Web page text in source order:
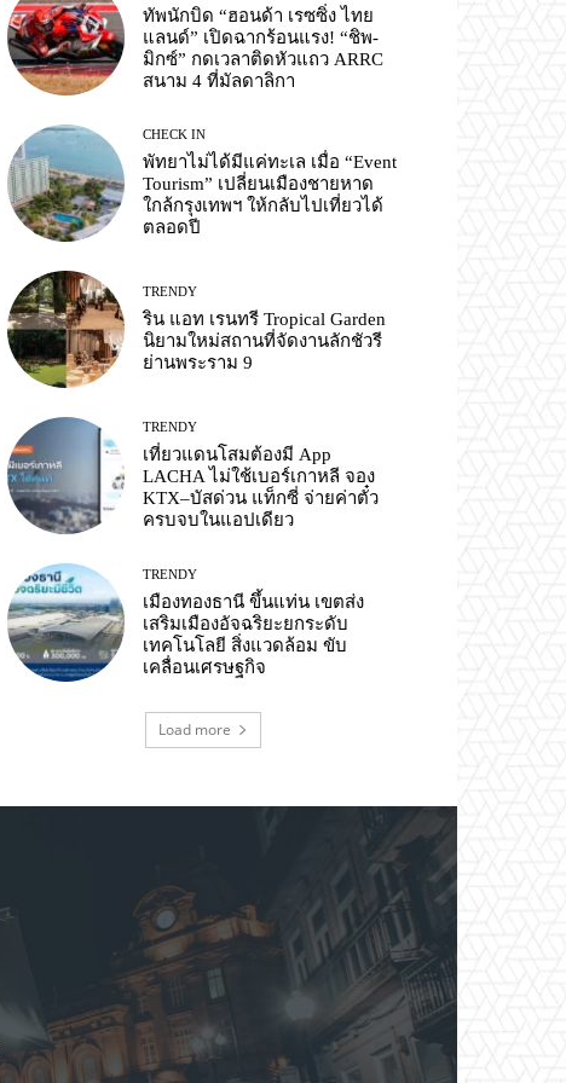
ทัพนักบิด “ฮอนด้า เรซซิ่ง ไทย
แลนด์” เปิดฉากร้อนแรง! “ชิพ-
มิกซ์” กดเวลาติดหัวแถว ARRC
สนาม 4 ที่มัลดาลิกา
CHECK IN
พัทยาไม่ได้มีแค่ทะเล เมื่อ “Event
Tourism” เปลี่ยนเมืองชายหาด
ใกล้กรุงเทพฯ ให้กลับไปเที่ยวได้
ตลอดปี
TRENDY
ริน แอท เรนทรี Tropical Garden
นิยามใหม่สถานที่จัดงานลักชัวรี
ย่านพระราม 9
TRENDY
เที่ยวแดนโสมต้องมี App
LACHA ไม่ใช้เบอร์เกาหลี จอง
KTX–บัสด่วน แท็กซี่ จ่ายค่าตั๋ว
ครบจบในแอปเดียว
TRENDY
เมืองทองธานี ขึ้นแท่น เขตส่ง
เสริมเมืองอัจฉริยะยกระดับ
เทคโนโลยี สิ่งแวดล้อม ขับ
เคลื่อนเศรษฐกิจ
Load more